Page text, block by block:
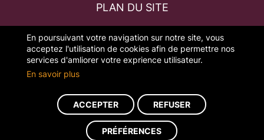
En poursuivant votre navigation sur notre site, vous
acceptez l'utilisation de cookies afin de permettre nos
services d'amliorer votre exprience utilisateur.
En savoir plus
ACCEPTER REFUSER
PRÉFÉRENCES
PLAN DU SITE
MENTIONS LÉGALES
GESTION DES COOKIES
Réalisation du site : ads-COM